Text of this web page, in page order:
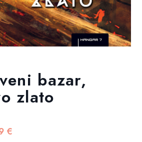
bazar,
zlato
€